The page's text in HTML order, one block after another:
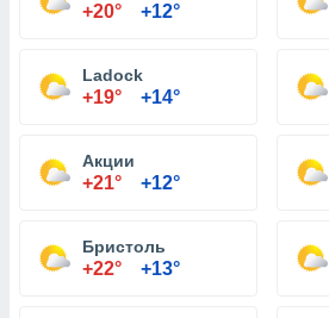
+20° +12°
Ladock
+19° +14°
Акции
+21° +12°
Бристоль
+22° +13°